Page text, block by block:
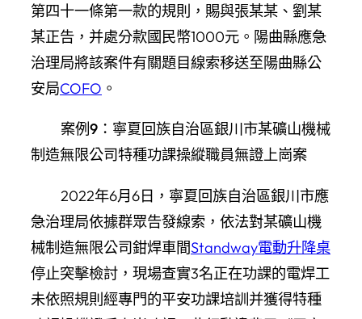
第四十一條第一款的規則，賜與張某某、劉某
某正告，并處分款國民幣1000元。陽曲縣應急
治理局將該案件有關題目線索移送至陽曲縣公
安局COFO 。
案例9：寧夏回族自治區銀川市某礦山機械
制造無限公司特種功課操縱職員無證上崗案
2022年6月6日，寧夏回族自治區銀川市應
急治理局依據群眾告發線索，依法對某礦山機
械制造無限公司鉗焊車間Standway電動升降桌
停止突擊檢討，現場查實3名正在功課的電焊工
未依照規則經專門的平安功課培訓并獲得特種